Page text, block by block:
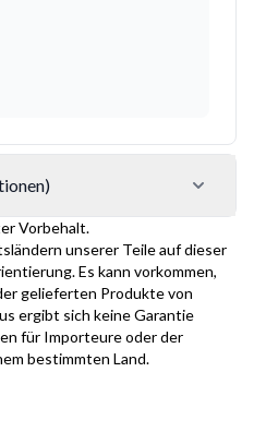
Vorbehalt.
unserer Teile auf dieser
Es kann vorkommen,
gelieferten Produkte von
ergibt sich keine Garantie
für Importeure oder der
bestimmten Land.